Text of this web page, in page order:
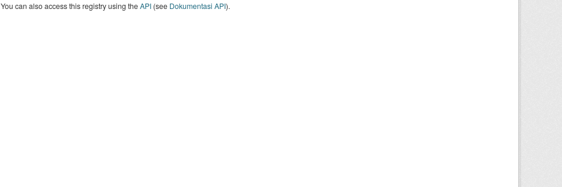
You can also access this registry using theAPI(see Dokumentasi API).